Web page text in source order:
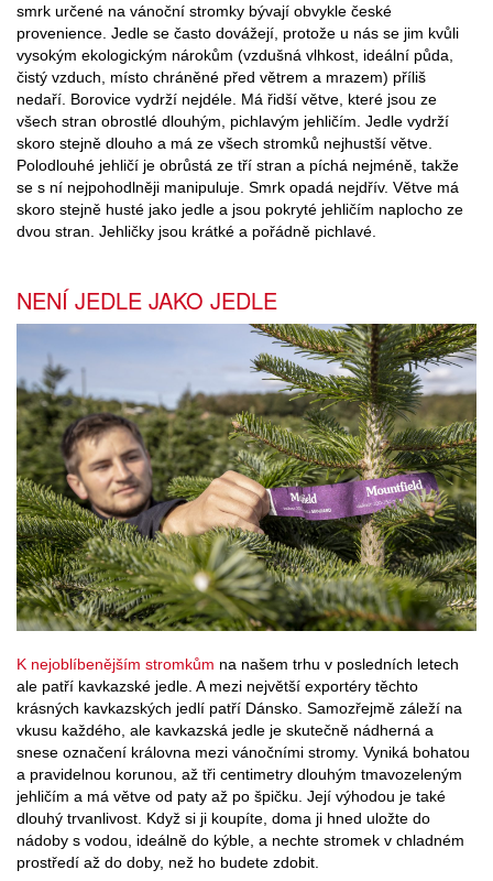
smrk určené na vánoční stromky bývají obvykle české
provenience. Jedle se často dovážejí, protože u nás se jim kvůli
vysokým ekologickým nárokům (vzdušná vlhkost, ideální půda,
čistý vzduch, místo chráněné před větrem a mrazem) příliš
nedaří. Borovice vydrží nejdéle. Má řidší větve, které jsou ze
všech stran obrostlé dlouhým, pichlavým jehličím. Jedle vydrží
skoro stejně dlouho a má ze všech stromků nejhustší větve.
Polodlouhé jehličí je obrůstá ze tří stran a píchá nejméně, takže
se s ní nejpohodlněji manipuluje. Smrk opadá nejdřív. Větve má
skoro stejně husté jako jedle a jsou pokryté jehličím naplocho ze
dvou stran. Jehličky jsou krátké a pořádně pichlavé.
NENÍ JEDLE JAKO JEDLE
K nejoblíbenějším stromkům na našem trhu v posledních letech
ale patří kavkazské jedle. A mezi největší exportéry těchto
krásných kavkazských jedlí patří Dánsko. Samozřejmě záleží na
vkusu každého, ale kavkazská jedle je skutečně nádherná a
snese označení královna mezi vánočními stromy. Vyniká bohatou
a pravidelnou korunou, až tři centimetry dlouhým tmavozeleným
jehličím a má větve od paty až po špičku. Její výhodou je také
dlouhý trvanlivost. Když si ji koupíte, doma ji hned uložte do
nádoby s vodou, ideálně do kýble, a nechte stromek v chladném
prostředí až do doby, než ho budete zdobit.